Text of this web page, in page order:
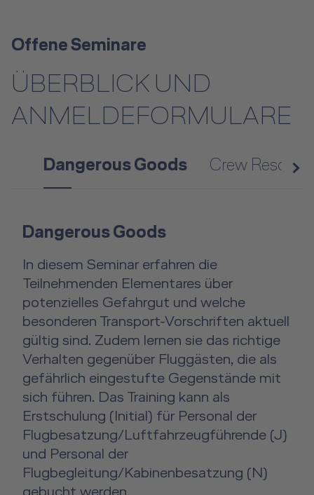
Offene Seminare
ÜBERBLICK UND
ANMELDEFORMULARE
Dangerous Goods Crew
Dangerous Goods
In diesem Seminar erfahren die
Teilnehmenden Elementares über
potenzielles Gefahrgut und welche
besonderen Transport-Vorschriften aktuell
gültig sind. Zudem lernen sie das richtige
Verhalten gegenüber Fluggästen, die als
gefährlich eingestufte Gegenstände mit
sich führen. Das Training kann als
Erstschulung (Initial) für Personal der
Flugbesatzung/Luftfahrzeugführende (J)
und Personal der
Flugbegleitung/Kabinenbesatzung (N)